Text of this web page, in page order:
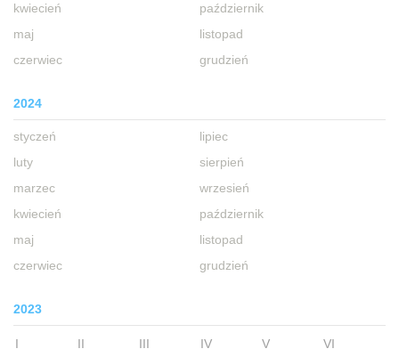
kwiecień
maj
czerwiec
październik
listopad
grudzień
2024
styczeń
luty
marzec
kwiecień
maj
czerwiec
lipiec
sierpień
wrzesień
październik
listopad
grudzień
2023
I II III IV V
VI